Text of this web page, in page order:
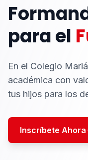
para el
En el Colegio
académica con
tus hijos para los
Inscríbete Ahora